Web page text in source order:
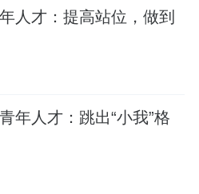
人才：提高站位，做到
年人才：跳出“小我”格